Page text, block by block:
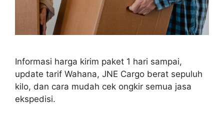
Informasi harga kirim paket 1 hari sampai,
update tarif Wahana, JNE Cargo berat sepuluh
kilo, dan cara mudah cek ongkir semua jasa
ekspedisi.